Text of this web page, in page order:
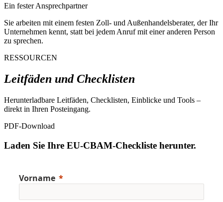
Ein fester Ansprechpartner
Sie arbeiten mit einem festen Zoll- und Außenhandelsberater, der Ihr
Unternehmen kennt, statt bei jedem Anruf mit einer anderen Person
zu sprechen.
RESSOURCEN
Leitfäden und Checklisten
Herunterladbare Leitfäden, Checklisten, Einblicke und Tools –
direkt in Ihren Posteingang.
PDF-Download
Laden Sie Ihre EU-CBAM-Checkliste herunter.
Vorname